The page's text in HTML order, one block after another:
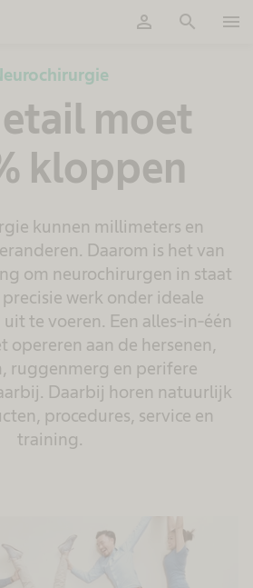
person search menu
moet
kloppen
kunnen millimeters en
Daarom is het van
om neurochirurgen in staat
werk onder ideale
te voeren. Een alles-in-één
opereren aan de hersenen,
ruggenmerg en perifere
Daarbij horen natuurlijk
procedures, service en
training.